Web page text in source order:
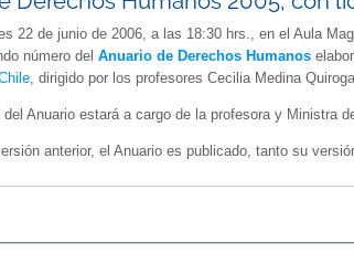
22 de junio de 2006, a las 18:30 hrs., en el Aula
número del Anuario de Derechos Humanos
, dirigido por los profesores Cecilia Medina
del Anuario estará a cargo de la profesora y Ministra
anterior, el Anuario es publicado, tanto su